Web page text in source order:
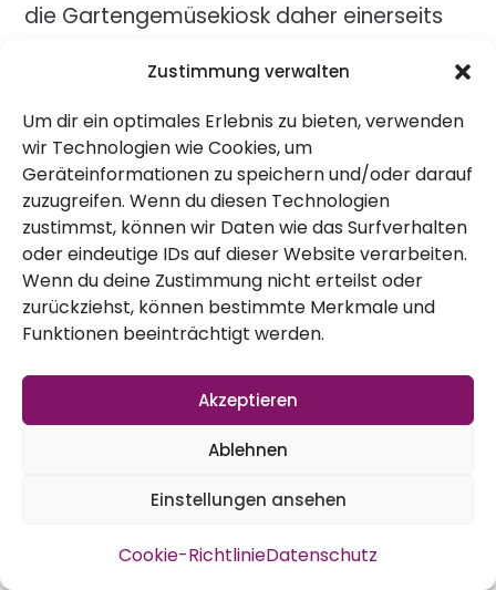
Zustimmung verwalten
Um dir ein optimales Erlebnis zu bieten, verwenden
wir Technologien wie Cookies, um
Geräteinformationen zu speichern und/oder darauf
zuzugreifen. Wenn du diesen Technologien
zustimmst, können wir Daten wie das Surfverhalten
oder eindeutige IDs auf dieser Website verarbeiten.
Wenn du deine Zustimmung nicht erteilst oder
zurückziehst, können bestimmte Merkmale und
Funktionen beeinträchtigt werden.
Akzeptieren
Ablehnen
Einstellungen ansehen
Cookie-RichtlinieDatenschutz
die Gartengemüsekiosk daher einerseits
ausgewertet, den Datenschutz und die
Datensicherheit in unserem Unternehmen
zu erhöhen, um letztlich ein optimales
Schutzniveau für die von uns verarbeiteten
personenbezogenen Daten sicherzustellen.
Die anonymen Daten der Server-Logfiles
werden getrennt von allen durch eine
personenbezogenen Daten gespeichert.
5. Registrierung auf unserer Internetseite
sich auf der Internetseite des für die
Verarbeitung Verantwortlichen unter